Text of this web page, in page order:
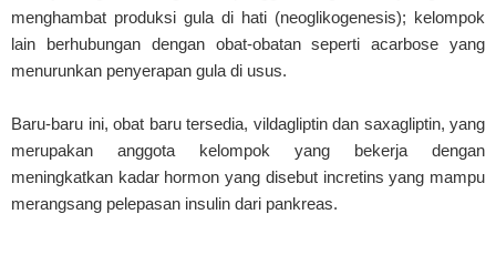
menghambat produksi gula di hati (neoglikogenesis); kelompok
lain berhubungan dengan obat-obatan seperti acarbose yang
menurunkan penyerapan gula di usus.
Baru-baru ini, obat baru tersedia, vildagliptin dan saxagliptin, yang
merupakan anggota kelompok yang bekerja dengan
meningkatkan kadar hormon yang disebut incretins yang mampu
merangsang pelepasan insulin dari pankreas.